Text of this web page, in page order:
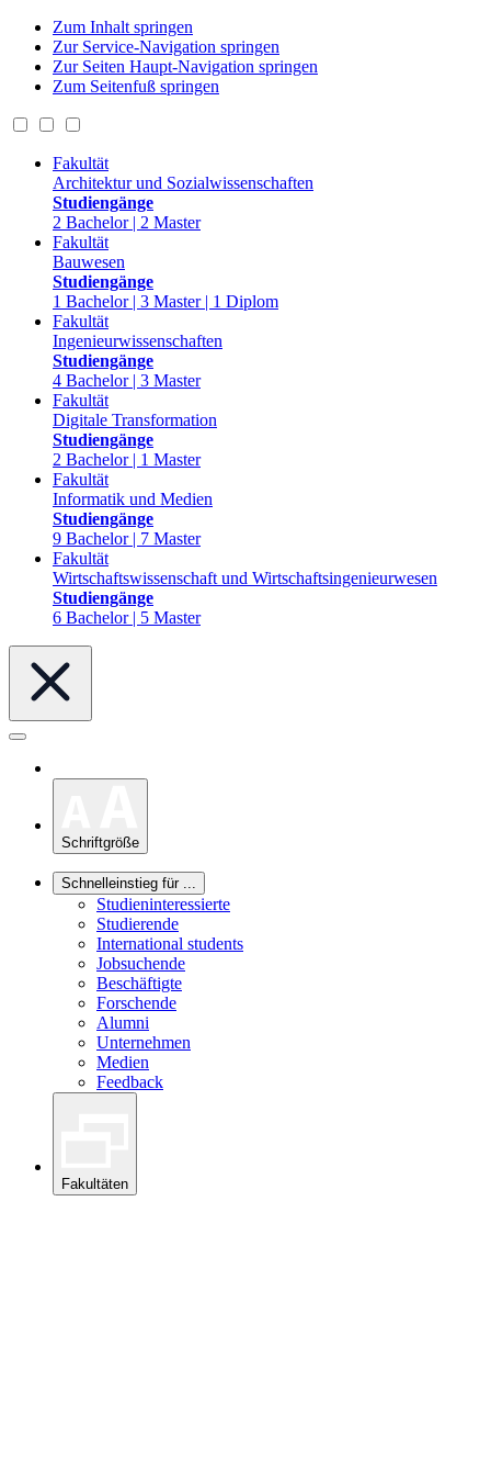
Zum Inhalt springen
Zur Service-Navigation springen
Zur Seiten Haupt-Navigation springen
Zum Seitenfuß springen
Fakultät
Architektur und Sozialwissenschaften
Studiengänge
2 Bachelor | 2 Master
Fakultät
Bauwesen
Studiengänge
1 Bachelor | 3 Master | 1 Diplom
Fakultät
Ingenieurwissenschaften
Studiengänge
4 Bachelor | 3 Master
Fakultät
Digitale Transformation
Studiengänge
2 Bachelor | 1 Master
Fakultät
Informatik und Medien
Studiengänge
9 Bachelor | 7 Master
Fakultät
Wirtschaftswissenschaft und Wirtschaftsingenieurwesen
Studiengänge
6 Bachelor | 5 Master
Schriftgröße
Schnelleinstieg für ...
Studieninteressierte
Studierende
International students
Jobsuchende
Beschäftigte
Forschende
Alumni
Unternehmen
Medien
Feedback
Fakultäten